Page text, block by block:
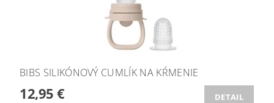
BIBS SILIKÓNOVÝ CUMLÍK NA KŔMENIE
12,95 € DETAIL